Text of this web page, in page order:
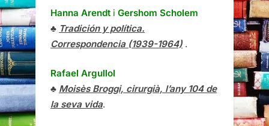
Hanna Arendt i Gershom Scholem
♣ Tradición y política.
Correspondencia (1939-1964) .
Rafael Argullol
♣ Moisès Broggi, cirurgià, l’any 104 de
la seva vida.